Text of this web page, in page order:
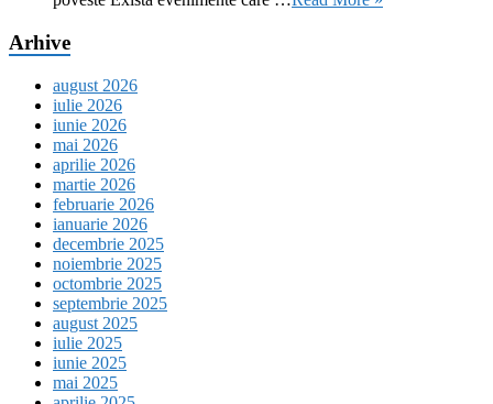
Arhive
august 2026
iulie 2026
iunie 2026
mai 2026
aprilie 2026
martie 2026
februarie 2026
ianuarie 2026
decembrie 2025
noiembrie 2025
octombrie 2025
septembrie 2025
august 2025
iulie 2025
iunie 2025
mai 2025